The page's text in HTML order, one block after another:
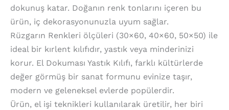
dokunuş katar. Doğanın renk tonlarını içeren bu
ürün, iç dekorasyonunuzla uyum sağlar.
Rüzgarın Renkleri ölçüleri (30×60, 40×60, 50×50) ile
ideal bir kırlent kılıfıdır, yastık veya minderinizi
korur. El Dokuması Yastık Kılıfı, farklı kültürlerde
değer görmüş bir sanat formunu evinize taşır,
modern ve geleneksel evlerde popülerdir.
Ürün, el işi teknikleri kullanılarak üretilir, her biri